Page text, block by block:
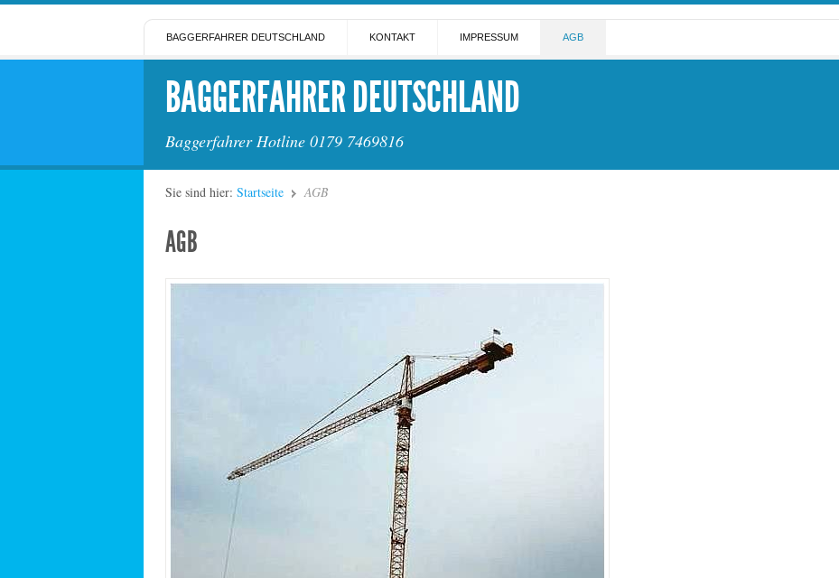
BAGGERFAHRER DEUTSCHLAND KONTAKT IMPRESSUM AGB
BAGGERFAHRER DEUTSCHLAND
Baggerfahrer Hotline 0179 7469816
Sie sind hier: Startseite AGB
AGB